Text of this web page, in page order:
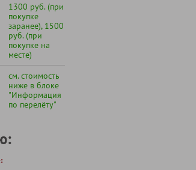
1300 руб. (при
покупке
заранее), 1500
руб. (при
покупке на
месте)
см. стоимость
ниже в блоке
"Информация
по перелёту"